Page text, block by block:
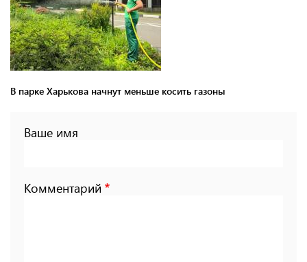
В парке Харькова начнут меньше косить газоны
Ваше имя
Комментарий